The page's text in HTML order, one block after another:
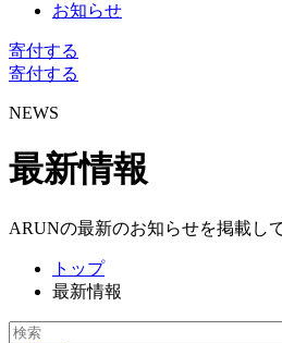
お知らせ
寄付する
寄付する
NEWS
最新情報
ARUNの最新のお知らせを掲載し
トップ
最新情報